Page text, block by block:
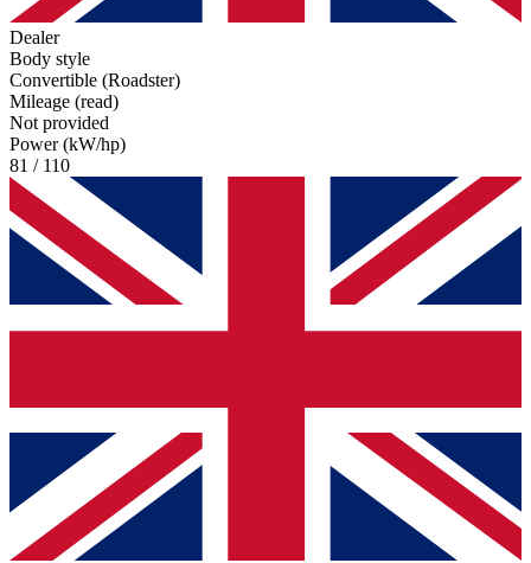
Dealer
Body style
Convertible (Roadster)
Mileage (read)
Not provided
Power (kW/hp)
81 / 110